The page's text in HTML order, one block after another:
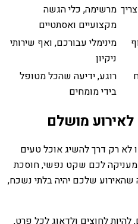
מרשימה, כלי הגשה
מקצועיים ואסתטיים
מינימלי עבורכם, ואף שירותי
ניקיון
רוגע, ידיעה שהכל מטופל
בידי מומחים
מושלם
לא רק דרך להשיג אוכל טעים
לכם שקט נפשי, חוסכת
שהאירוע שלכם יהיה בלתי נשכח,
לחוצים ולדאוג לכל פרט,